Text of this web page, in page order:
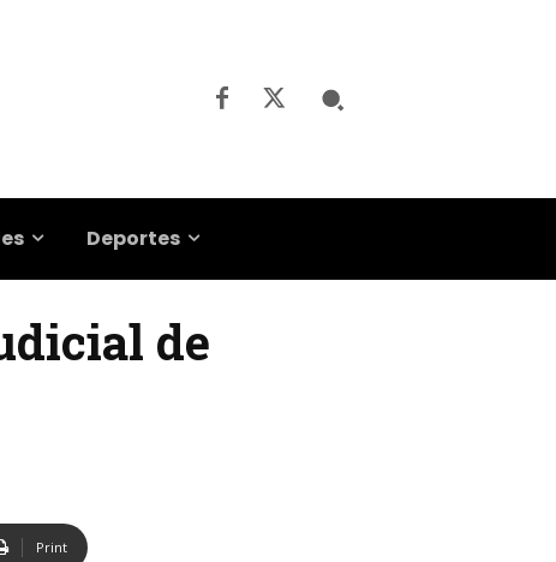
Deportes
de
Print